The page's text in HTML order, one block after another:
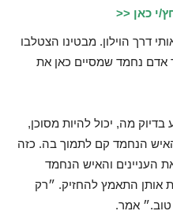
י כאן <<
דרך הוילון. מבטינו הצטלבו
אדם נחמד שמסיים כאן את
בדיוק מה, יכול להיות מסוכן,
הנחמד קם לתמוך בה. כזה
העניינים והאיש הנחמד
אותן התאמץ להחזיק. ״רק
אמר.